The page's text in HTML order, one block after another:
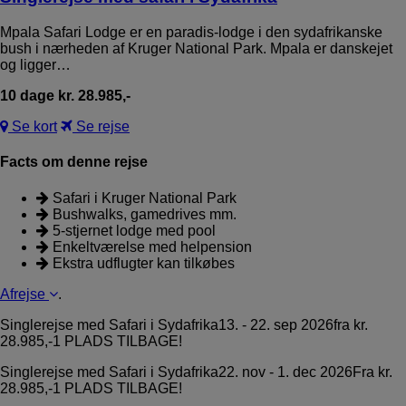
Mpala Safari Lodge er en paradis-lodge i den sydafrikanske
bush i nærheden af Kruger National Park. Mpala er danskejet
og ligger…
10 dage kr. 28.985,-
Se kort
Se rejse
Facts om denne rejse
Safari i Kruger National Park
Bushwalks, gamedrives mm.
5-stjernet lodge med pool
Enkeltværelse med helpension
Ekstra udflugter kan tilkøbes
Afrejse
.
Singlerejse med Safari i Sydafrika13. - 22. sep 2026fra kr.
28.985,-1 PLADS TILBAGE!
Singlerejse med Safari i Sydafrika22. nov - 1. dec 2026 Fra kr.
28.985,-1 PLADS TILBAGE!